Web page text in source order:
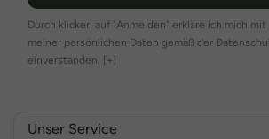
Durch klicken auf "Anmelden" erkläre ich mich
meiner persönlichen Daten gemäß der
einverstanden. [+]
Unser Service